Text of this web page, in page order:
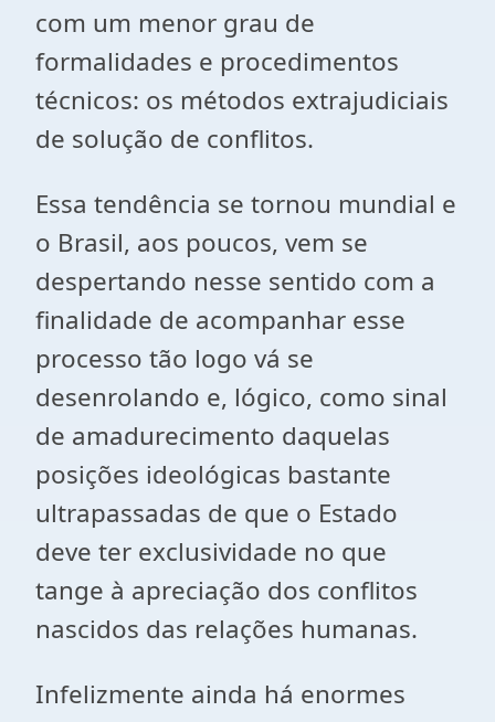
com um menor grau de
formalidades e procedimentos
técnicos: os métodos extrajudiciais
de solução de conflitos.
Essa tendência se tornou mundial e
o Brasil, aos poucos, vem se
despertando nesse sentido com a
finalidade de acompanhar esse
processo tão logo vá se
desenrolando e, lógico, como sinal
de amadurecimento daquelas
posições ideológicas bastante
ultrapassadas de que o Estado
deve ter exclusividade no que
tange à apreciação dos conflitos
nascidos das relações humanas.
Infelizmente ainda há enormes